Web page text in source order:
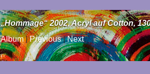
„Hommage“ 2002, Acryl auf Cotton,
Album|Previous|Next